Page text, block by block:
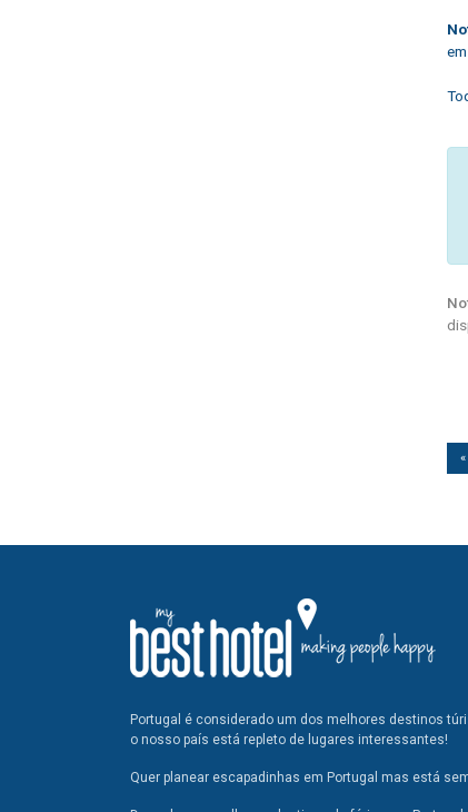
Portugal é considerado um dos melhores destinos
o nosso país está repleto de lugares interessantes!
Quer planear escapadinhas em Portugal mas está